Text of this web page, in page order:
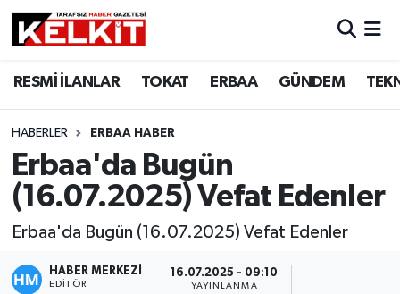
RESMİ İLANLAR TOKAT ERBAA GÜNDEM
HABERLER ERBAA HABER
Erbaa'da Bugün
(16.07.2025) Vefat Edenler
Erbaa'da Bugün (16.07.2025) Vefat Edenler
HABER MERKEZİ
EDITÖR
16.07.2025 - 09:10
YAYINLANMA